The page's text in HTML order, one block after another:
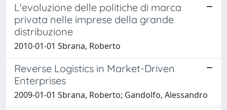
L'evoluzione delle politiche di marca
privata nelle imprese della grande
distribuzione
2010-01-01 Sbrana, Roberto
Reverse Logistics in Market-Driven
Enterprises
2009-01-01 Sbrana, Roberto; Gandolfo, Alessandro